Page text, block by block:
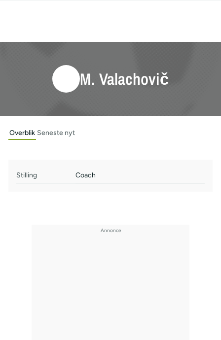
M. Valachovič
Overblik Seneste nyt
Stilling Coach